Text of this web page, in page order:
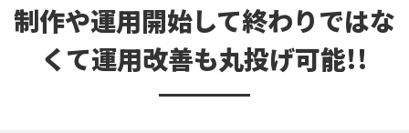
制作や運用開始して終わりではな
くて運用改善も丸投げ可能!!